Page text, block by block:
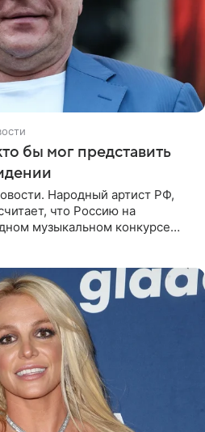
бы мог представить
Народный артист РФ,
что Россию на
музыкальном конкурсе